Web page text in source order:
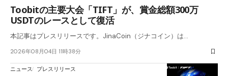
Toobitの主要大会「TIFT」が、賞金総額300万
USDTのレースとして復活
本記事はプレスリリースです。JinaCoin（ジナコイン）は…
2026年08月04日 11時38分
ニュース プレスリリース